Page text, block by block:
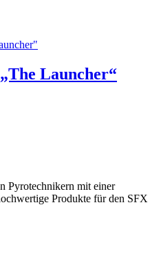
Launcher“
Pyrotechnikern mit einer
Produkte für den SFX